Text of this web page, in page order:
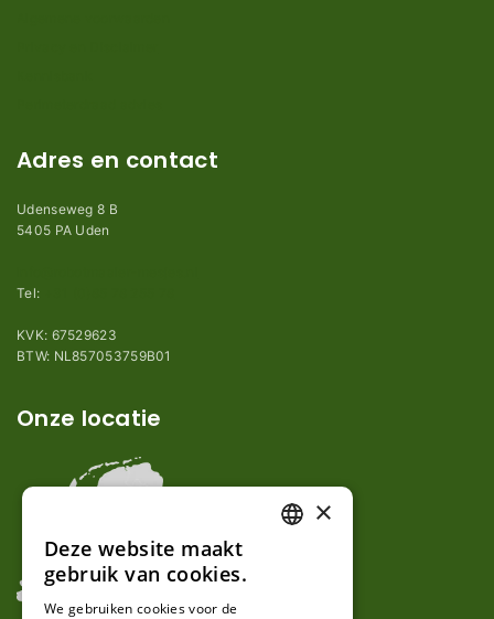
Adres en contact
Udenseweg 8 B
5405 PA Uden
Tel:
KVK: 67529623
BTW: NL857053759B01
Onze locatie
×
Deze website maakt
gebruik van cookies.
We gebruiken cookies voor de